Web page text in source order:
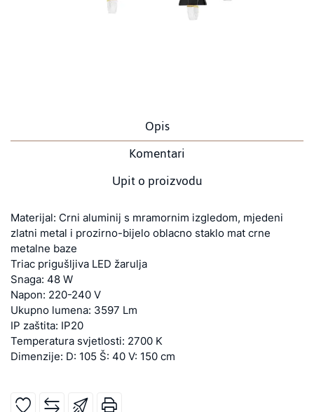
Opis
Komentari
Upit o proizvodu
Materijal: Crni aluminij s mramornim izgledom, mjedeni
zlatni metal i prozirno-bijelo oblacno staklo mat crne
metalne baze
Triac prigušljiva LED žarulja
Snaga: 48 W
Napon: 220-240 V
Ukupno lumena: 3597 Lm
IP zaštita: IP20
Temperatura svjetlosti: 2700 K
Dimenzije: D: 105 Š: 40 V: 150 cm